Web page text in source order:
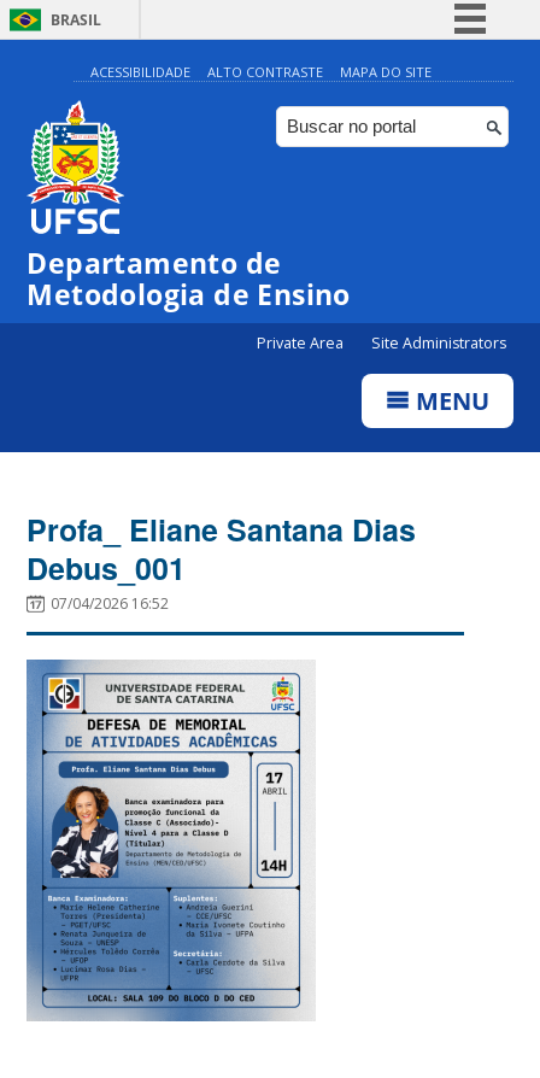
BRASIL
Simplifique!
Comunica BR
Participe
ACESSIBILIDADE ALTO CONTRASTE MAPA DO SITE
Departamento de
Metodologia de Ensino
Private Area Site Administrators
MENU
Profa_ Eliane Santana Dias
Debus_001
07/04/2026 16:52